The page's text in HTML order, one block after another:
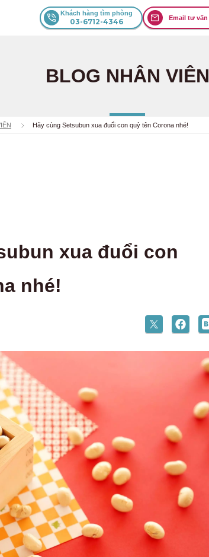
Khách hàng tìm phòng
03-6712-4346 Email tư vấn
BLOG NHÂN VIÊN
Hãy cùng Setsubun xua đuổi con quỷ tên Corona nhé!
xua đuổi con
nhé!